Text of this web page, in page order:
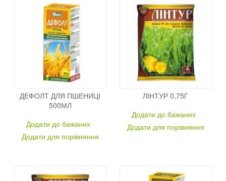
ДЕФОЛТ ДЛЯ ПШЕНИЦІ
500МЛ
Додати до бажаних
Додати для порівняння
ЛІНТУР 0,75Г
Додати до бажаних
Додати для порівняння